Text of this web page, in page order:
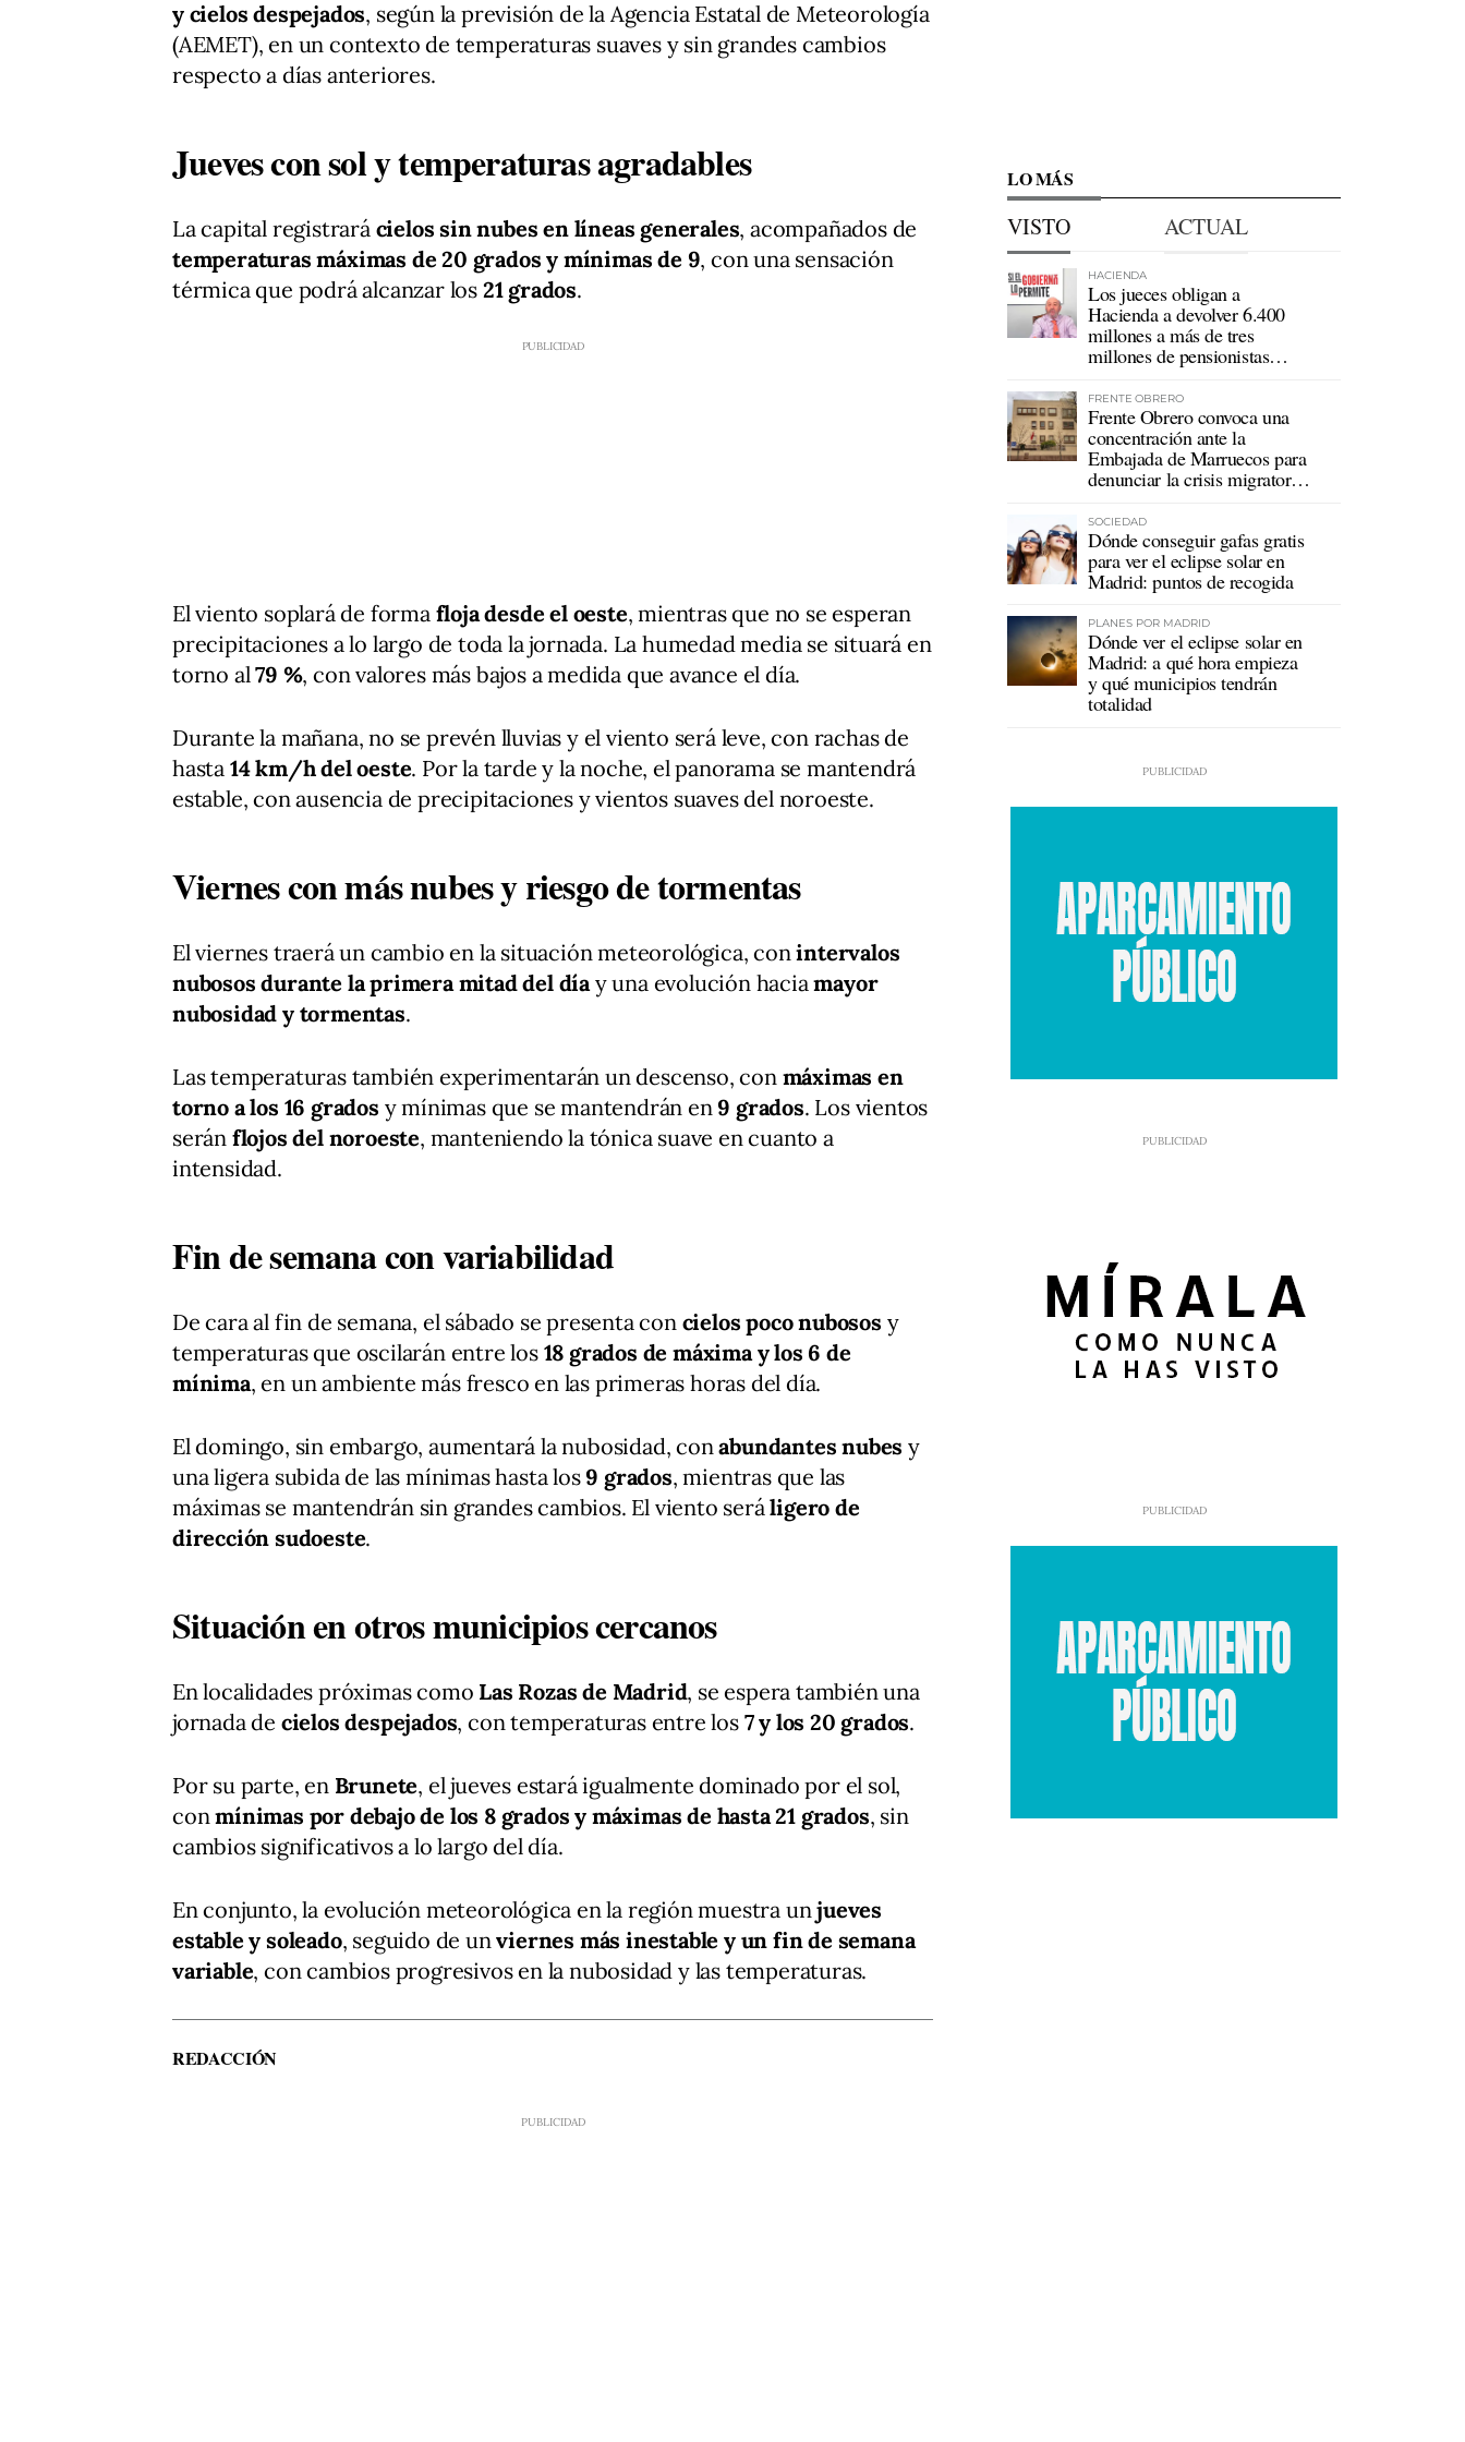
y cielos despejados, según la previsión de la Agencia Estatal de Meteorología
(AEMET), en un contexto de temperaturas suaves y sin grandes cambios
respecto a días anteriores.
Jueves con sol y temperaturas agradables
La capital registrará cielos sin nubes en líneas generales, acompañados de
temperaturas máximas de 20 grados y mínimas de 9, con una sensación
térmica que podrá alcanzar los 21 grados.
El viento soplará de forma floja desde el oeste, mientras que no se esperan
precipitaciones a lo largo de toda la jornada. La humedad media se situará en
torno al79 %, con valores más bajos a medida que avance el día.
Durante la mañana, no se prevén lluvias y el viento será leve, con rachas de
hasta 14 km/h del oeste. Por la tarde y la noche, el panorama se mantendrá
estable, con ausencia de precipitaciones y vientos suaves del noroeste.
Viernes con más nubes y riesgo de tormentas
El viernes traerá un cambio en la situación meteorológica, conintervalos
nubosos durante la primera mitad del díay una evolución haciamayor
nubosidad y tormentas.
Las temperaturas también experimentarán un descenso, con máximas en
torno a los 16 grados y mínimas que se mantendrán en9 grados. Los vientos
serán flojos del noroeste, manteniendo la tónica suave en cuanto a
intensidad.
Fin de semana con variabilidad
De cara al fin de semana, el sábado se presenta con cielos poco nubosos y
temperaturas que oscilarán entre los 18 grados de máxima y los 6 de
mínima, en un ambiente más fresco en las primeras horas del día.
El domingo, sin embargo, aumentará la nubosidad, conabundantes nubes y
una ligera subida de las mínimas hasta los9 grados, mientras que las
máximas se mantendrán sin grandes cambios. El viento seráligero de
dirección sudoeste.
Situación en otros municipios cercanos
En localidades próximas como Las Rozas de Madrid, se espera también una
jornada de cielos despejados, con temperaturas entre los 7 y los 20 grados.
Por su parte, en Brunete, el jueves estará igualmente dominado por el sol,
conmínimas por debajo de los 8 grados y máximas de hasta 21 grados, sin
cambios significativos a lo largo del día.
En conjunto, la evolución meteorológica en la región muestra unjueves
estable y soleado, seguido de unviernes más inestable y un fin de semana
variable, con cambios progresivos en la nubosidad y las temperaturas.
REDACCIÓN
LO MÁS
VISTO ACTUAL
HACIENDA
Los jueces obligan a
Hacienda a devolver 6.400
millones a más de tres
millones de pensionistas
FRENTE OBRERO
Frente Obrero convoca una
concentración ante la
Embajada de Marruecos para
denunciar la crisis migratoria
SOCIEDAD
Dónde conseguir gafas gratis
para ver el eclipse solar en
Madrid: puntos de recogida
PLANES POR MADRID
Dónde ver el eclipse solar en
Madrid: a qué hora empieza
y qué municipios tendrán
totalidad